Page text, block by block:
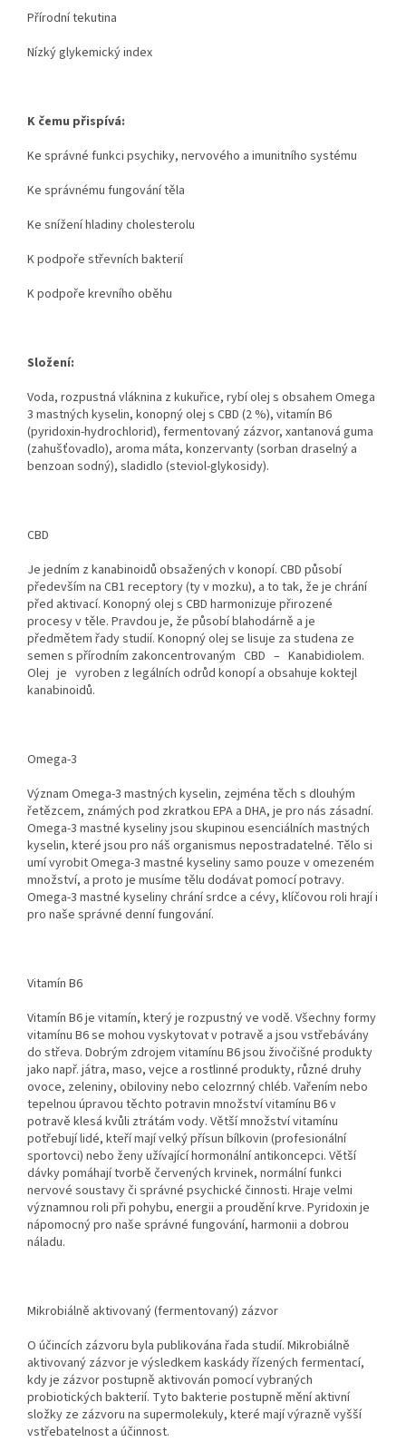
Přírodní tekutina
Nízký glykemický index
K čemu přispívá:
Ke správné funkci psychiky, nervového a imunitního systému
Ke správnému fungování těla
Ke snížení hladiny cholesterolu
K podpoře střevních bakterií
K podpoře krevního oběhu
Složení:
Voda, rozpustná vláknina z kukuřice, rybí olej s obsahem Omega
3 mastných kyselin, konopný olej s CBD (2 %), vitamín B6
(pyridoxin-hydrochlorid), fermentovaný zázvor, xantanová guma
(zahušťovadlo), aroma máta, konzervanty (sorban draselný a
benzoan sodný), sladidlo (steviol-glykosidy).
CBD
Je jedním z kanabinoidů obsažených v konopí. CBD působí
především na CB1 receptory (ty v mozku), a to tak, že je chrání
před aktivací. Konopný olej s CBD harmonizuje přirozené
procesy v těle. Pravdou je, že působí blahodárně a je
předmětem řady studií. Konopný olej se lisuje za studena ze
semen s přírodním zakoncentrovaným CBD – Kanabidiolem.
Olej je vyroben z legálních odrůd konopí a obsahuje koktejl
kanabinoidů.
Omega-3
Význam Omega-3 mastných kyselin, zejména těch s dlouhým
řetězcem, známých pod zkratkou EPA a DHA, je pro nás zásadní.
Omega-3 mastné kyseliny jsou skupinou esenciálních mastných
kyselin, které jsou pro náš organismus nepostradatelné. Tělo si
umí vyrobit Omega-3 mastné kyseliny samo pouze v omezeném
množství, a proto je musíme tělu dodávat pomocí potravy.
Omega-3 mastné kyseliny chrání srdce a cévy, klíčovou roli hrají i
pro naše správné denní fungování.
Vitamín B6
Vitamín B6 je vitamín, který je rozpustný ve vodě. Všechny formy
vitamínu B6 se mohou vyskytovat v potravě a jsou vstřebávány
do střeva. Dobrým zdrojem vitamínu B6 jsou živočišné produkty
jako např. játra, maso, vejce a rostlinné produkty, různé druhy
ovoce, zeleniny, obiloviny nebo celozrnný chléb. Vařením nebo
tepelnou úpravou těchto potravin množství vitamínu B6 v
potravě klesá kvůli ztrátám vody. Větší množství vitamínu
potřebují lidé, kteří mají velký přísun bílkovin (profesionální
sportovci) nebo ženy užívající hormonální antikoncepci. Větší
dávky pomáhají tvorbě červených krvinek, normální funkci
nervové soustavy či správné psychické činnosti. Hraje velmi
významnou roli při pohybu, energii a proudění krve. Pyridoxin je
nápomocný pro naše správné fungování, harmonii a dobrou
náladu.
Mikrobiálně aktivovaný (fermentovaný) zázvor
O účincích zázvoru byla publikována řada studií. Mikrobiálně
aktivovaný zázvor je výsledkem kaskády řízených fermentací,
kdy je zázvor postupně aktivován pomocí vybraných
probiotických bakterií. Tyto bakterie postupně mění aktivní
složky ze zázvoru na supermolekuly, které mají výrazně vyšší
vstřebatelnost a účinnost.